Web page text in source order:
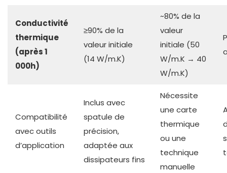
Conductivité
thermique
(après 1
000h)
≥90% de la
valeur initiale
(14 W/m.K)
~80% de la
valeur
initiale (50
W/m.K → 40
W/m.K)
Compatibilité
avec outils
d’application
Inclus avec
spatule de
précision,
adaptée aux
dissipateurs fins
Nécessite
une carte
thermique
ou une
technique
manuelle